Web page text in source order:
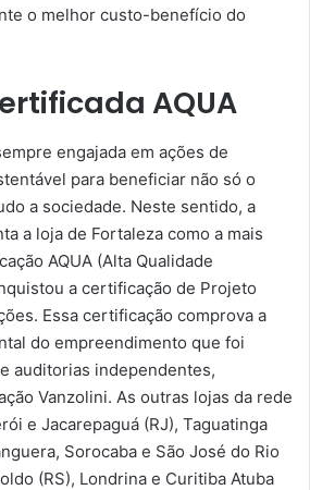
o melhor custo-benefício do
AQUA
engajada em ações de
para beneficiar não só o
a sociedade. Neste sentido, a
a loja de Fortaleza como a mais
AQUA (Alta Qualidade
a certificação de Projeto
Essa certificação comprova a
do empreendimento que foi
auditorias independentes,
Vanzolini. As outras lojas da rede
e Jacarepaguá (RJ), Taguatinga
Sorocaba e São José do Rio
(RS), Londrina e Curitiba Atuba